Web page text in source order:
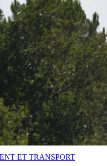
ET TRANSPORT